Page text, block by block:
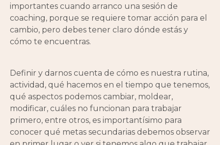
importantes cuando arranco una sesión de
coaching, porque se requiere tomar acción para el
cambio, pero debes tener claro dónde estás y
cómo te encuentras.
Definir y darnos cuenta de cómo es nuestra rutina,
actividad, qué hacemos en el tiempo que tenemos,
qué aspectos podemos cambiar, moldear,
modificar, cuáles no funcionan para trabajar
primero, entre otros, es importantísimo para
conocer qué metas secundarias debemos observar